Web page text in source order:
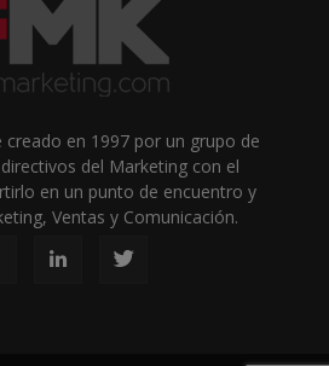
en 1997 por un grupo de
del Marketing con el
en un punto de encuentro y
Ventas y Comunicación.